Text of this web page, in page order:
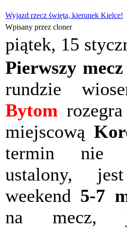
Wyjazd rzecz święta, kierunek Kielce!
Wpisany przez cloner
piątek, 15
Pierwszy
rundzie
Bytom
miejscową
termin nie
ustalony,
weekend 5-7
na mecz,